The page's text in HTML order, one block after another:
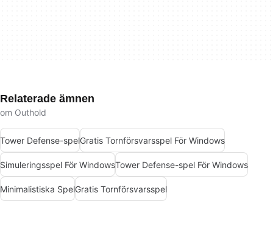
Relaterade ämnen
om Outhold
Tower Defense-spelGratis Tornförsvarsspel För Windows
Simuleringsspel För WindowsTower Defense-spel För Windows
Minimalistiska SpelGratis Tornförsvarsspel